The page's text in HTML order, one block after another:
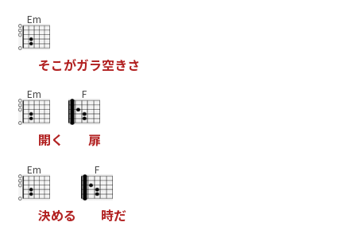
Em
そこがガラ空きさ
Em
開く
F
扉
Em
決める
F
時だ